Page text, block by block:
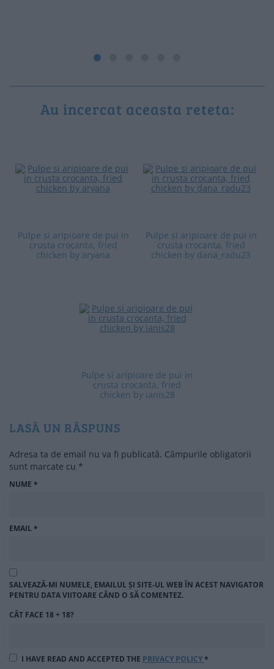
Au incercat aceasta reteta:
Pulpe si aripioare de pui in
crusta crocanta, fried
chicken by aryana
Pulpe si aripioare de pui in
crusta crocanta, fried
chicken by dana_radu23
Pulpe si aripioare de pui in
crusta crocanta, fried
chicken by ianis28
LASĂ UN RĂSPUNS
Adresa ta de email nu va fi publicată. Câmpurile obligatorii
sunt marcate cu *
NUME *
EMAIL*
SALVEAZĂ-MI NUMELE, EMAILUL ȘI SITE-UL WEB ÎN ACEST NAVIGATOR
PENTRU DATA VIITOARE CÂND O SĂ COMENTEZ.
CÂT FACE 18 + 18?
I HAVE READ AND ACCEPTED THE PRIVACY POLICY*